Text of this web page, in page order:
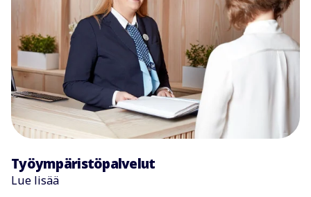
Työympäristöpalvelut
Lue lisää